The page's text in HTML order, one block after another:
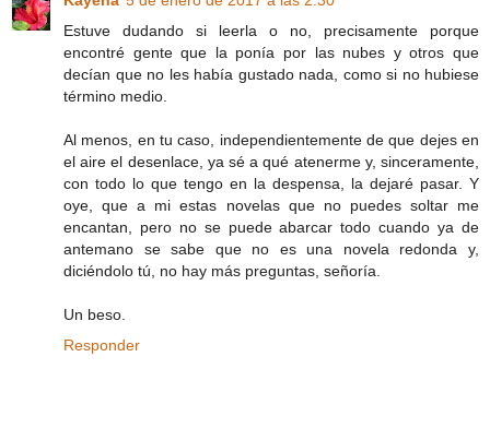
Estuve dudando si leerla o no, precisamente porque
encontré gente que la ponía por las nubes y otros que
decían que no les había gustado nada, como si no hubiese
término medio.
Al menos, en tu caso, independientemente de que dejes en
el aire el desenlace, ya sé a qué atenerme y, sinceramente,
con todo lo que tengo en la despensa, la dejaré pasar. Y
oye, que a mi estas novelas que no puedes soltar me
encantan, pero no se puede abarcar todo cuando ya de
antemano se sabe que no es una novela redonda y,
diciéndolo tú, no hay más preguntas, señoría.
Un beso.
Responder